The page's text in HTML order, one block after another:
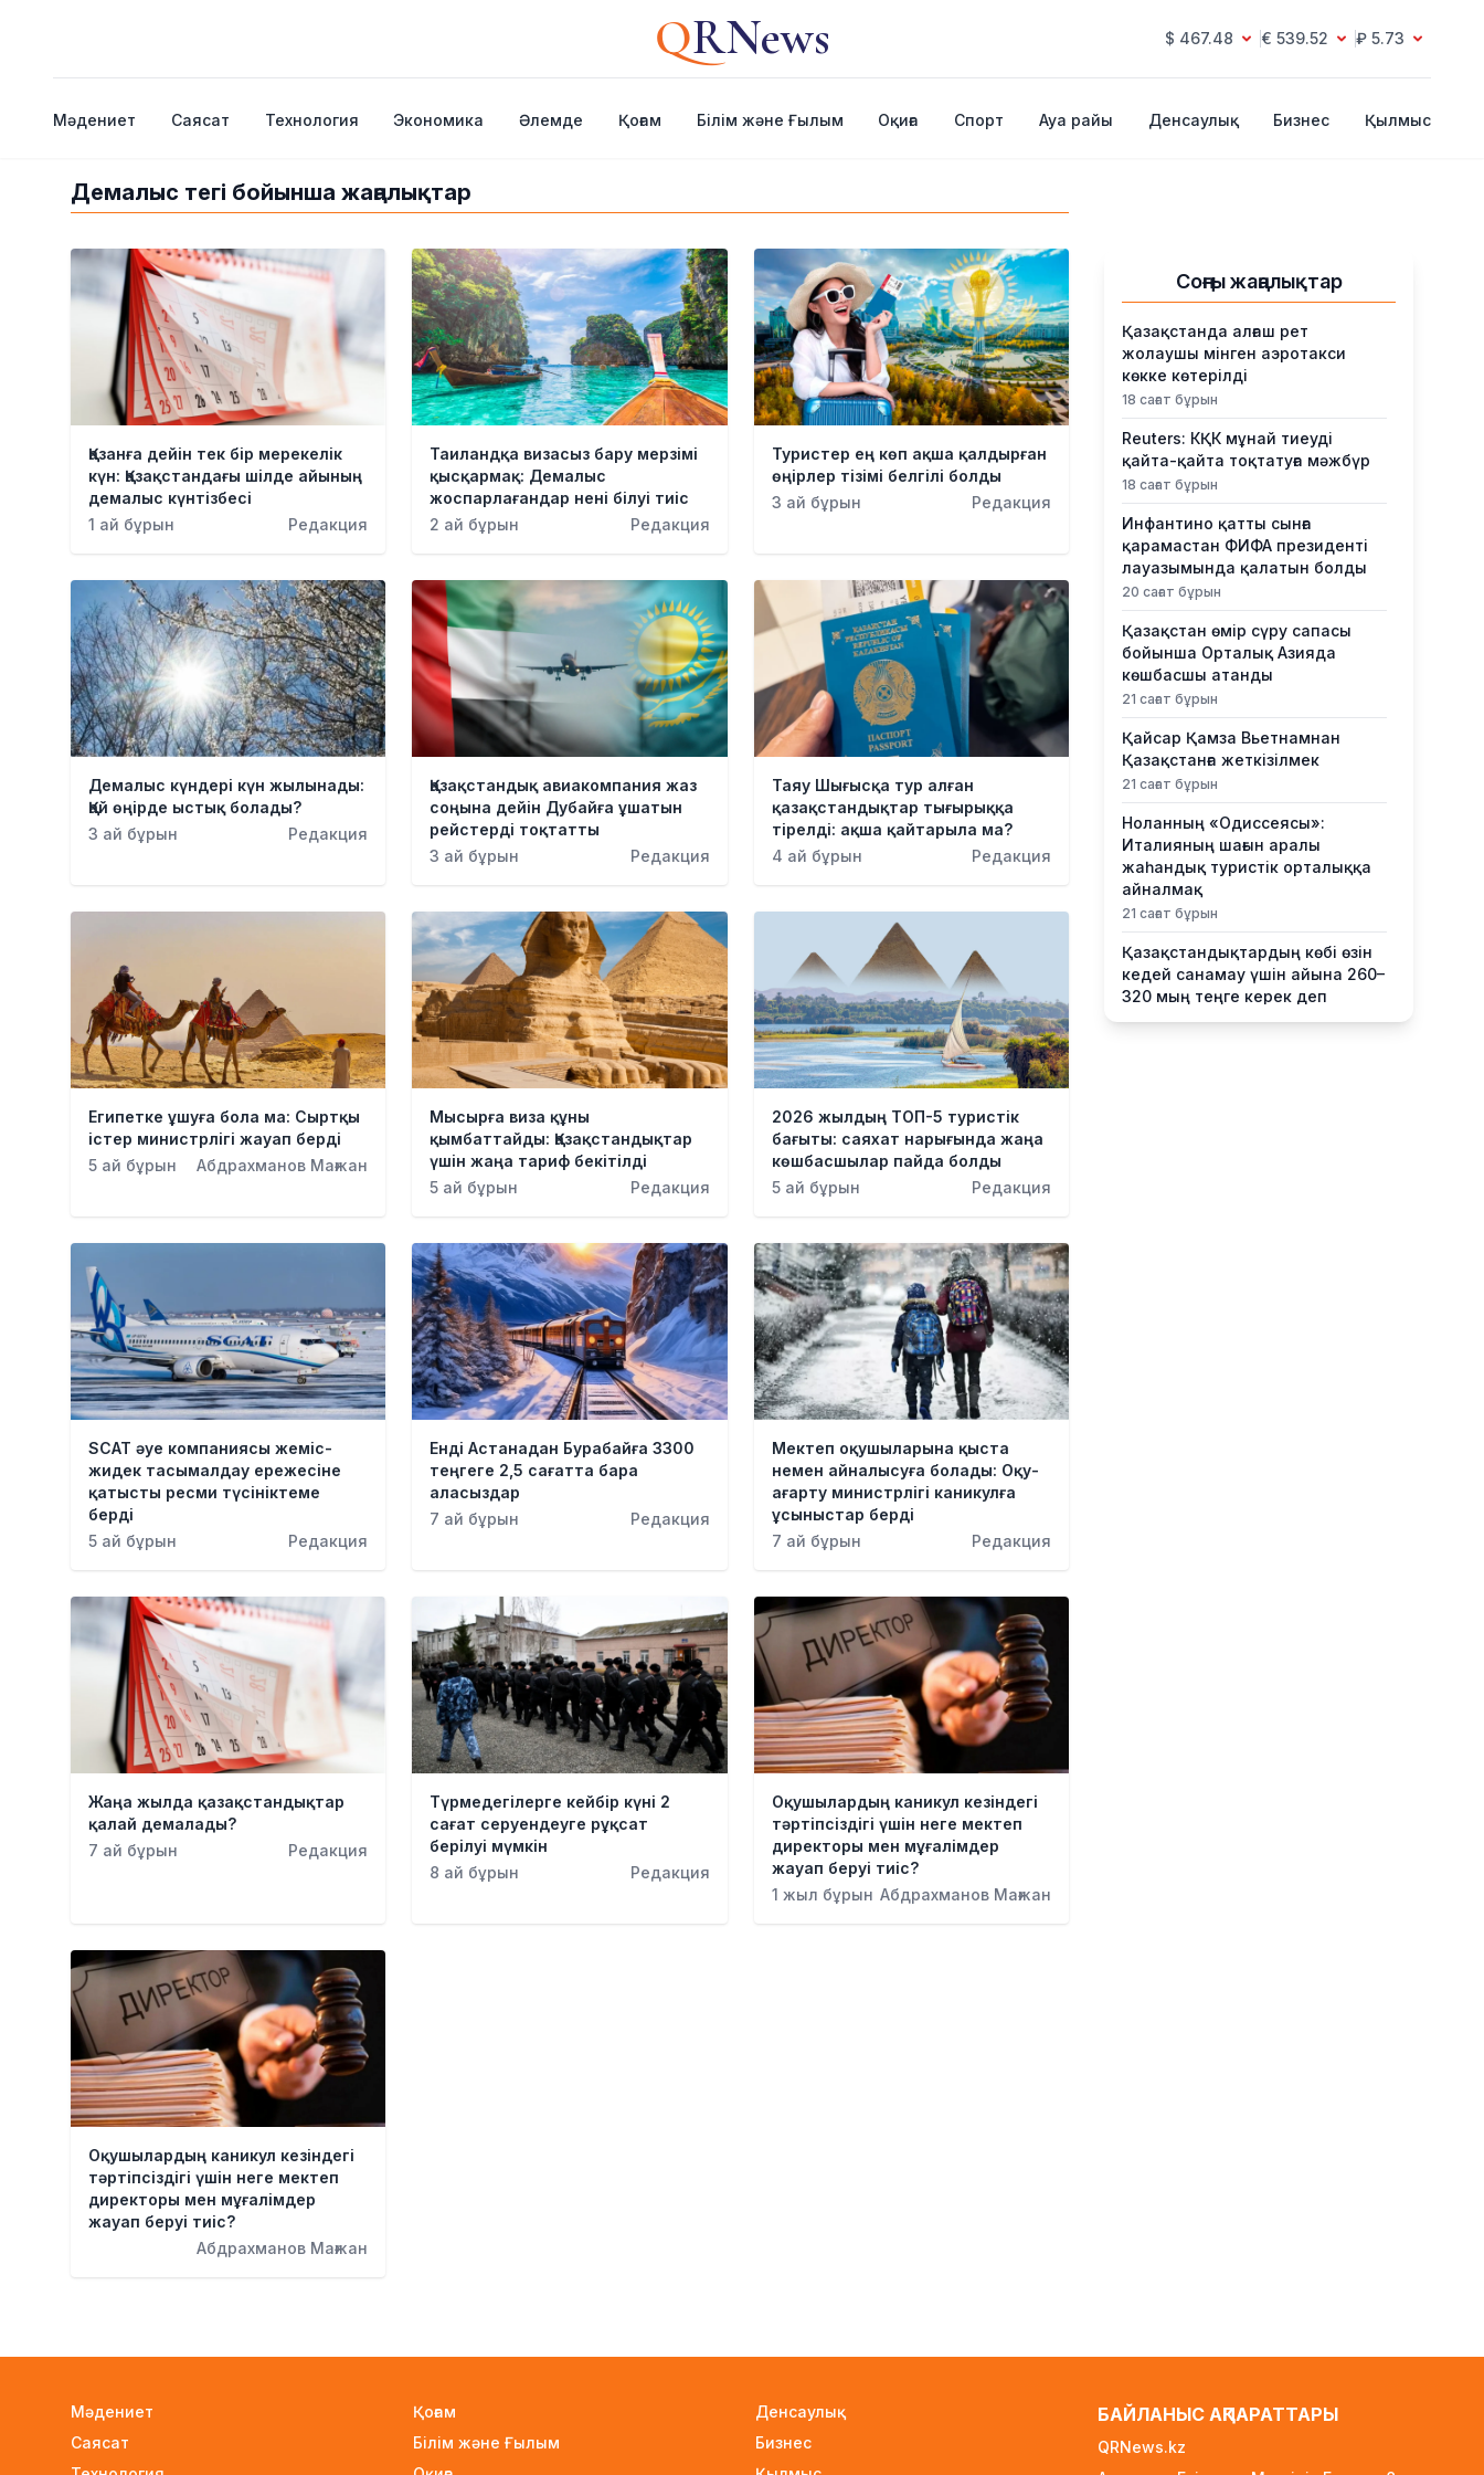
QRNews $ 467.48 € 539.52 ₽ 5.73
Мәдениет Саясат Технология Экономика Әлемде Қоғам Білім және Ғылым Оқиға Спорт Ауа райы Денсаулық Бизнес Қылмыс
Демалыс тегі бойынша жаңалықтар
Қазанға дейін тек бір мерекелік
күн: Қазақстандағы шілде айының
демалыс күнтізбесі
1 ай бұрын
Редакция
Таиландқа визасыз бару мерзімі
қысқармақ: Демалыс
жоспарлағандар нені білуі тиіс
2 ай бұрын
Редакция
Туристер ең көп ақша қалдырған
өңірлер тізімі белгілі болды
3 ай бұрын
Редакция
Демалыс күндері күн жылынады:
Қай өңірде ыстық болады?
3 ай бұрын
Редакция
Қазақстандық авиакомпания жаз
соңына дейін Дубайға ұшатын
рейстерді тоқтатты
3 ай бұрын
Редакция
Таяу Шығысқа тур алған
қазақстандықтар тығырыққа
тірелді: ақша қайтарыла ма?
4 ай бұрын
Редакция
Египетке ұшуға бола ма: Сыртқы
істер министрлігі жауап берді
5 ай бұрын
Абдрахманов Мағжан
Мысырға виза құны
қымбаттайды: Қазақстандықтар
үшін жаңа тариф бекітілді
5 ай бұрын
Редакция
2026 жылдың ТОП-5 туристік
бағыты: саяхат нарығында жаңа
көшбасшылар пайда болды
5 ай бұрын
Редакция
SCAT әуе компаниясы жеміс-
жидек тасымалдау ережесіне
қатысты ресми түсініктеме
берді
5 ай бұрын
Редакция
Енді Астанадан Бурабайға 3300
теңгеге 2,5 сағатта бара
аласыздар
7 ай бұрын
Редакция
Мектеп оқушыларына қыста
немен айналысуға болады: Оқу-
ағарту министрлігі каникулға
ұсыныстар берді
7 ай бұрын
Редакция
Жаңа жылда қазақстандықтар
қалай демалады?
7 ай бұрын
Редакция
Түрмедегілерге кейбір күні 2
сағат серуендеуге рұқсат
берілуі мүмкін
8 ай бұрын
Редакция
Оқушылардың каникул кезіндегі
тәртіпсіздігі үшін неге мектеп
директоры мен мұғалімдер
жауап беруі тиіс?
1 жыл бұрын Абдрахманов Мағжан
Оқушылардың каникул кезіндегі
тәртіпсіздігі үшін неге мектеп
директоры мен мұғалімдер
жауап беруі тиіс?
Абдрахманов Мағжан
Соңғы жаңалықтар
Қазақстанда алғаш рет
жолаушы мінген аэротакси
көкке көтерілді
18 сағат бұрын
Reuters: КҚК мұнай тиеуді
қайта-қайта тоқтатуға мәжбүр
18 сағат бұрын
Инфантино қатты сынға
қарамастан ФИФА президенті
лауазымында қалатын болды
20 сағат бұрын
Қазақстан өмір сүру сапасы
бойынша Орталық Азияда
көшбасшы атанды
21 сағат бұрын
Қайсар Қамза Вьетнамнан
Қазақстанға жеткізілмек
21 сағат бұрын
Ноланның «Одиссеясы»:
Италияның шағын аралы
жаһандық туристік орталыққа
айналмақ
21 сағат бұрын
Қазақстандықтардың көбі өзін
кедей санамау үшін айына 260–
320 мың теңге керек деп
есептейді
қорының басым бөлігін жұмсап
1 күн бұрын
Мәдениет
Саясат
Қоғам
Білім және Ғылым
Денсаулық
Бизнес
БАЙЛАНЫС АҚПАРАТТАРЫ
QRNews.kz